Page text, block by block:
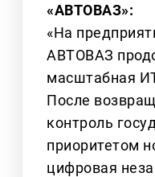
«АВТОВАЗ»:
«На
АВТОВАЗ
масштабная
После
контроль
приоритетом
цифровая